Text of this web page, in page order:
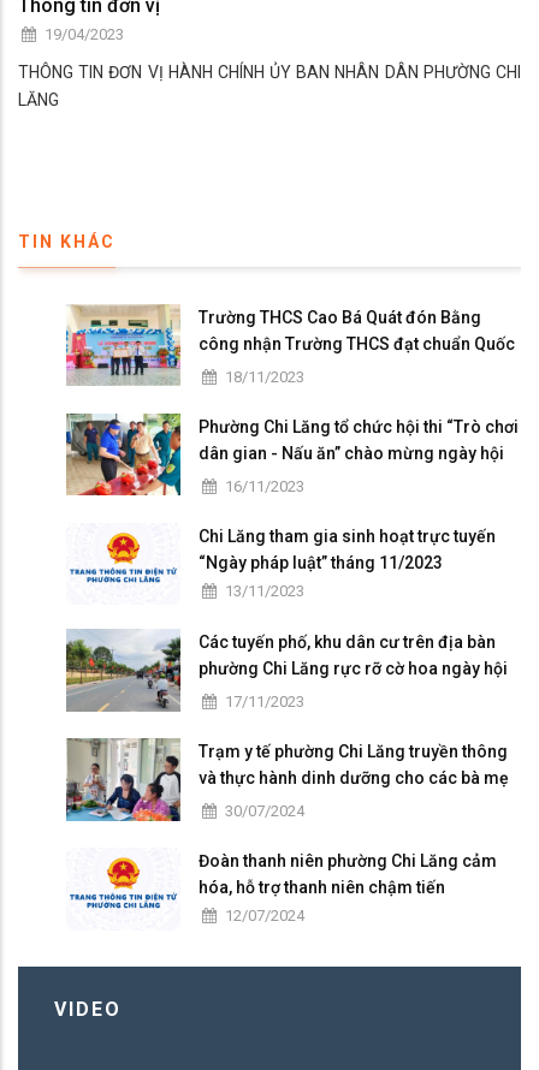
Thông tin đơn vị
19/04/2023
THÔNG TIN ĐƠN VỊ HÀNH CHÍNH ỦY BAN NHÂN DÂN PHƯỜNG CHI
LĂNG
TIN KHÁC
Trường THCS Cao Bá Quát đón Bằng
công nhận Trường THCS đạt chuẩn Quốc
gia mức độ I và họp mặt kỷ niệm 41 năm
18/11/2023
Phường Chi Lăng tổ chức hội thi “Trò chơi
dân gian - Nấu ăn” chào mừng ngày hội
Đại đoàn kết toàn dân tộc
16/11/2023
Chi Lăng tham gia sinh hoạt trực tuyến
“Ngày pháp luật” tháng 11/2023
13/11/2023
Các tuyến phố, khu dân cư trên địa bàn
phường Chi Lăng rực rỡ cờ hoa ngày hội
Đại đoàn kết toàn dân tộc ở khu dân cư
17/11/2023
Trạm y tế phường Chi Lăng truyền thông
và thực hành dinh dưỡng cho các bà mẹ
có con nhỏ trên địa bàn
30/07/2024
Đoàn thanh niên phường Chi Lăng cảm
hóa, hỗ trợ thanh niên chậm tiến
12/07/2024
VIDEO